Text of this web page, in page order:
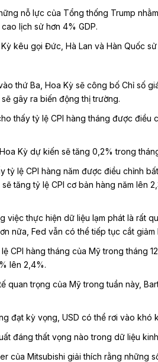
nỗ lực của Tổng thống Trump
lịch sử hơn 4% GDP.
kêu gọi Đức, Hà Lan và Hàn Quốc
thứ Ba, Hoa Kỳ sẽ công bố Chỉ số
gây ra biến động thị trường.
thấy tỷ lệ CPI hàng tháng được
Kỳ dự kiến ​​sẽ tăng 0,2% trong
tỷ lệ CPI hàng năm được điều chỉnh
tăng tỷ lệ CPI cơ bản hàng năm lên
việc thực hiện dữ liệu lạm phát là rất
nữa, Fed vẫn có thể tiếp tục cắt giảm
CPI hàng tháng của Mỹ trong tháng
lên 2,4%.
quan trọng của Mỹ trong tuần này,
đạt kỳ vọng, USD có thể rơi vào
đáng thất vọng nào trong dữ liệu
của Mitsubishi giải thích rằng những